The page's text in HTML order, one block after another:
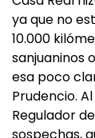
ya que no
10.000
sanjuaninos
esa poco
Prudencio.
Regulador